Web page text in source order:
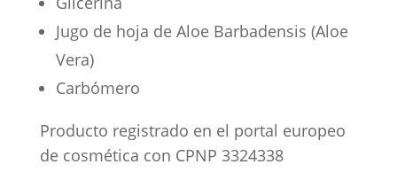
Jugo de hoja de Aloe Barbadensis (Aloe
Vera)
Carbómero
Producto registrado en el portal europeo
de cosmética con CPNP 3324338